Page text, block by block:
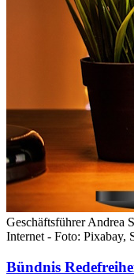
Geschäftsführer Andrea
Internet - Foto: Pixabay,
Bündnis